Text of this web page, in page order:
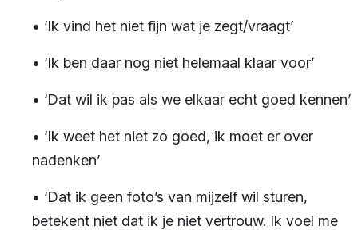
• ‘Ik vind het niet fijn wat je zegt/vraagt’
• ‘Ik ben daar nog niet helemaal klaar voor’
• ‘Dat wil ik pas als we elkaar echt goed kennen’
• ‘Ik weet het niet zo goed, ik moet er over
nadenken’
• ‘Dat ik geen foto’s van mijzelf wil sturen,
betekent niet dat ik je niet vertrouw. Ik voel me